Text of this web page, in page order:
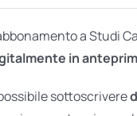
a Studi
in
sottoscrivere